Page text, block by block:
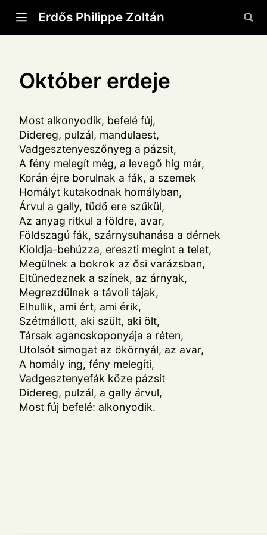
Erdős Philippe Zoltán
Október erdeje
Most alkonyodik, befelé fúj,
Didereg, pulzál, mandulaest,
Vadgesztenyeszőnyeg a pázsit,
A fény melegít még, a levegő híg már,
Korán éjre borulnak a fák, a szemek
Homályt kutakodnak homályban,
Árvul a gally, tüdő ere szűkül,
Az anyag ritkul a földre, avar,
Földszagú fák, szárnysuhanása a dérnek
Kioldja-behúzza, ereszti megint a telet,
Megülnek a bokrok az ősi varázsban,
Eltünedeznek a színek, az árnyak,
Megrezdülnek a távoli tájak,
Elhullik, ami ért, ami érik,
Szétmállott, aki szült, aki ölt,
Társak agancskoponyája a réten,
Utolsót simogat az ökörnyál, az avar,
A homály ing, fény melegíti,
Vadgesztenyefák köze pázsit
Didereg, pulzál, a gally árvul,
Most fúj befelé: alkonyodik.